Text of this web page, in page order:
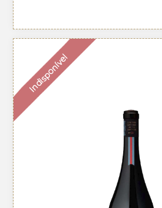
Indisponível